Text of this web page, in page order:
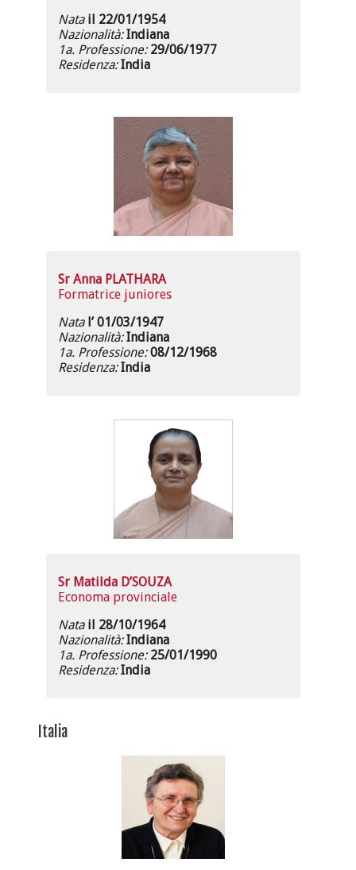
Nata il 22/01/1954
Nazionalità:Indiana
1a. Professione: 29/06/1977
Residenza:India
Sr Anna PLATHARA
Formatrice juniores
Nata l’ 01/03/1947
Nazionalità:Indiana
1a. Professione:08/12/1968
Residenza:India
Sr Matilda D’SOUZA
Economa provinciale
Nata il 28/10/1964
Nazionalità:Indiana
1a. Professione: 25/01/1990
Residenza:India
Italia